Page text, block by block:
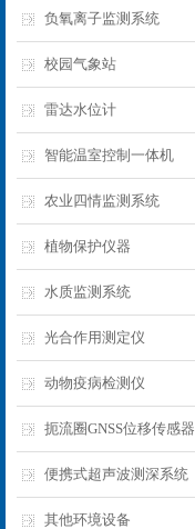
负氧离子监测系统
校园气象站
雷达水位计
智能温室控制一体机
农业四情监测系统
植物保护仪器
水质监测系统
光合作用测定仪
动物疫病检测仪
扼流圈GNSS位移传感器
便携式超声波测深系统
其他环境设备